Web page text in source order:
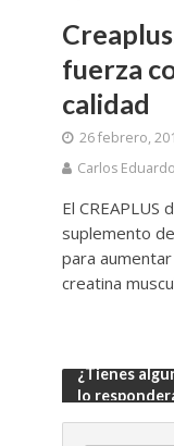
fuerza
calidad
26 febrero,
Carlos
El CREAPLUS
suplemento
para
creatina
¿Tienes
lo